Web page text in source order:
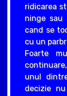
ridicarea
ninge sau
cand se
cu un
Foarte
unul
decizie